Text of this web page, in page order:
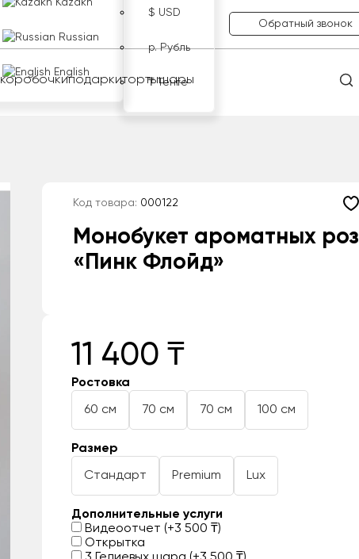
Kazakh
Russian
English
$ USD
р. Рубль
₸ Тенге
Обратный звонок
коробочкиподаркитортышары
Код товара: 000122
Монобукет ароматных роз
«Пинк Флойд»
11 400 ₸
Ростовка
60 см 70 см 70 см 100 см
Размер
Стандарт Premium Lux
Дополнительные услуги
Видеоотчет (+3 500 ₸)
Открытка